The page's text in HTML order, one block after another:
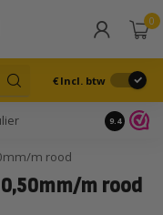
0
€ Incl. btw
9.4
m rood
m rood